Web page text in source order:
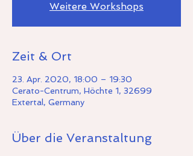
Weitere Workshops
Zeit & Ort
23. Apr. 2020, 18:00 – 19:30
Cerato-Centrum, Höchte 1, 32699
Extertal, Germany
Über die Veranstaltung